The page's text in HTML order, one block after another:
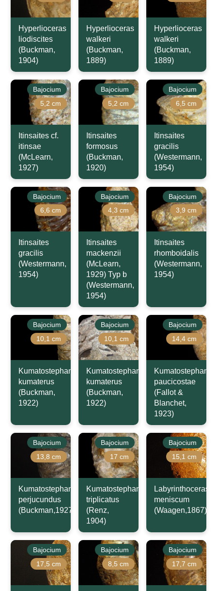
Hyperlioceras
liodiscites
(Buckman,
1904)
Hyperlioceras
walkeri
(Buckman,
1889)
Hyperlioceras
walkeri
(Buckman,
1889)
Bajocium
5,2 cm
Itinsaites cf.
itinsae
(McLearn,
1927)
Bajocium
5,2 cm
Itinsaites
formosus
(Buckman,
1920)
Bajocium
6,5 cm
Itinsaites
gracilis
(Westermann,
1954)
Bajocium
6,6 cm
Itinsaites
gracilis
(Westermann,
1954)
Bajocium
4,3 cm
Itinsaites
mackenzii
(McLearn,
1929) Typ b
(Westermann,
1954)
Bajocium
3,9 cm
Itinsaites
rhomboidalis
(Westermann,
1954)
Bajocium
10,1 cm
Kumatostephanus
kumaterus
(Buckman,
1922)
Bajocium
10,1 cm
Kumatostephanus
kumaterus
(Buckman,
1922)
Bajocium
14,4 cm
Kumatostephanus
paucicostae
(Fallot &
Blanchet,
1923)
Bajocium
13,8 cm
Kumatostephanus
perjucundus
(Buckman,1927)
Bajocium
17 cm
Kumatostephanus
triplicatus
(Renz,
1904)
Bajocium
15,1 cm
Labyrinthoceras
meniscum
(Waagen,1867)
Bajocium
17,5 cm
Bajocium
8,5 cm
Bajocium
17,7 cm